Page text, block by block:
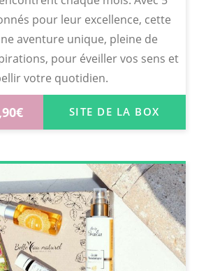
pour leur excellence, cette
aventure unique, pleine de
pour éveiller vos sens et
votre quotidien.
€ SITE DE LA BOX